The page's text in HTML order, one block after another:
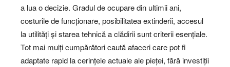
a lua o decizie. Gradul de ocupare din ultimii ani,
costurile de funcționare, posibilitatea extinderii, accesul
la utilități și starea tehnică a clădirii sunt criterii esențiale.
Tot mai mulți cumpărători caută afaceri care pot fi
adaptate rapid la cerințele actuale ale pieței, fără investiții